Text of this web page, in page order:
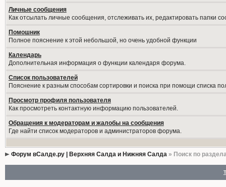
Личные сообщения
Как отсылать личные сообщения, отслеживать их, редактировать папки
Помошник
Полное пояснение к этой небольшой, но очень удобной функции
Календарь
Дополнительная информация о функции календаря форума.
Список пользователей
Пояснение к разным способам сортировки и поиска при помощи списка
Просмотр профиля пользователя
Как просмотреть контактную информацию пользователей.
Обращения к модераторам и жалобы на сообщения
Где найти список модераторов и администраторов форума.
Форум вСалде.ру | Верхняя Салда и Нижняя Салда» Поиск по